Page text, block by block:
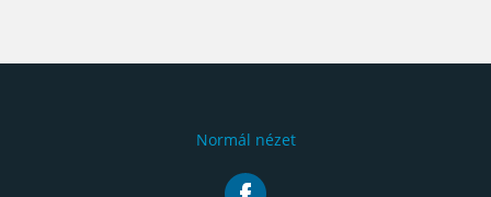
Normál nézet